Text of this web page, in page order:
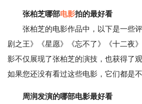
张柏芝哪部电影拍的最好看
张柏芝的电影作品中，以下是一些评
剧之王》《星愿》《忘不了》《十二夜
影不仅展现了张柏芝的演技，也获得了
如果您还没有看过这些电影，它们都是不
周润发演的哪部电影最好看